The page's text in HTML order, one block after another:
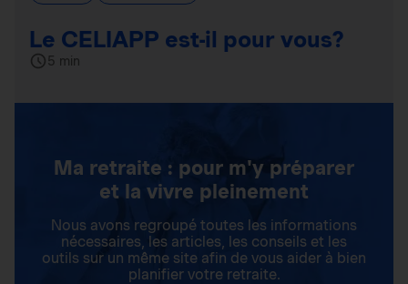
Le CELIAPP est-il pour vous?
5 min
Ma retraite : pour m'y préparer
et la vivre pleinement
Nous avons regroupé toutes les informations
nécessaires, les articles, les conseils et les
outils sur un même site afin de vous aider à bien
planifier votre retraite.